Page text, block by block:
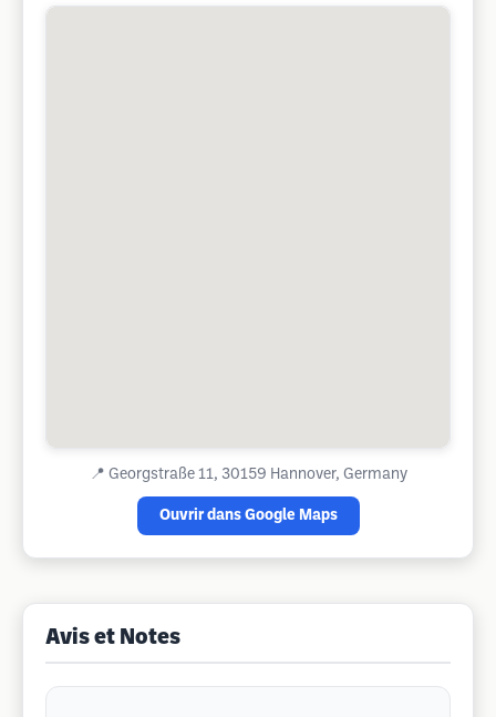
📍 Georgstraße 11, 30159 Hannover, Germany
Ouvrir dans Google Maps
Avis et Notes